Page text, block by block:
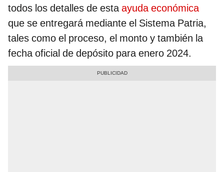
todos los detalles de estaayuda económica
que se entregará mediante el Sistema Patria,
tales como el proceso, el monto y también la
fecha oficial de depósito para enero 2024.